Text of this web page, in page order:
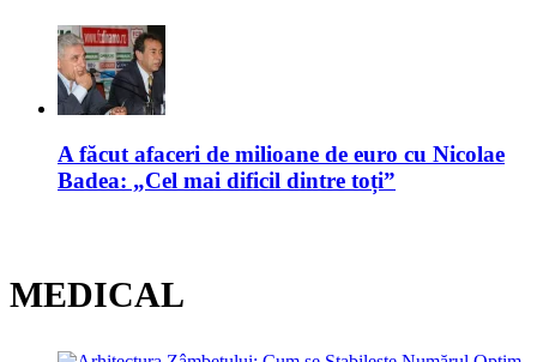
A făcut afaceri de milioane de euro cu Nicolae
Badea: „Cel mai dificil dintre toți”
MEDICAL